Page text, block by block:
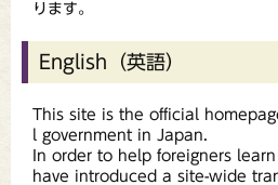
ります。
English（英語）
This site is the official
l government in Japan.
In order to help foreigners
have introduced a site-wide